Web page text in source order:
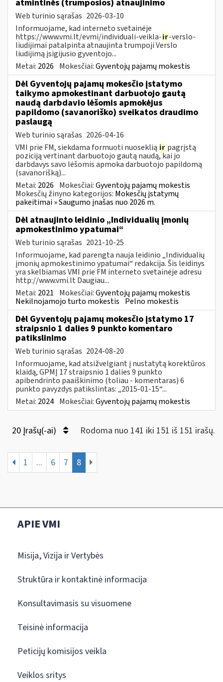
atmintinės (trumposios) atnaujinimo
Web turinio sąrašas 2026-03-10
Informuojame, kad interneto svetainėje
https://www.vmi.lt/evmi/individuali-veikla-ir-verslo-
liudijimai patalpinta atnaujinta trumpoji Verslo
liudijimą įsigijusio gyventojo...
Metai: 2026 Mokesčiai:Gyventojų pajamų mokestis
Dėl Gyventojų pajamų mokesčio įstatymo
taikymo apmokestinant darbuotojo gautą
naudą darbdavio lėšomis apmokėjus
papildomo (savanoriško) sveikatos draudimo
paslaugą
Web turinio sąrašas 2026-04-16
VMI prie FM, siekdama formuoti nuoseklią ir pagrįstą
poziciją vertinant darbuotojo gautą naudą, kai jo
darbdavys savo lėšomis apmoka darbuotojo papildomą
(savanorišką)...
Metai: 2026 Mokesčiai:Gyventojų pajamų mokestis
Mokesčių žinyno kategorijos: Mokesčių įstatymų
pakeitimai » Saugumo įnašas nuo 2026 m.
Dėl atnaujinto leidinio „Individualių įmonių
apmokestinimo ypatumai“
Web turinio sąrašas 2021-10-25
Informuojame, kad parengta nauja leidinio „Individualių
įmonių apmokestinimo ypatumai“ redakcija. Šis leidinys
yra skelbiamas VMI prie FM interneto svetainėje adresu
http://www.vmi.lt Daugiau...
Metai: 2021 Mokesčiai:Gyventojų pajamų mokestis
Nekilnojamojo turto mokestis Pelno mokestis
Dėl Gyventojų pajamų mokesčio įstatymo 17
straipsnio 1 dalies 9 punkto komentaro
patikslinimo
Web turinio sąrašas 2024-08-20
Informuojame, kad atsižvelgiant į nustatytą korektūros
klaidą, GPMĮ 17 straipsnio 1 dalies 9 punkto
apibendrinto paaiškinimo (toliau - komentaras) 6
punkto pavyzdys patikslintas: „2015-01-15“...
Metai: 2024 Mokesčiai:Gyventojų pajamų mokestis
20 Įrašų(-ai) Rodoma nuo 141 iki 151 iš 151 irašų.
1 ... 6 7 8
APIE VMI
Misija, Vizija ir Vertybės
Struktūra ir kontaktinė informacija
Konsultavimasis su visuomene
Teisinė informacija
Peticijų komisijos veikla
Veiklos sritys